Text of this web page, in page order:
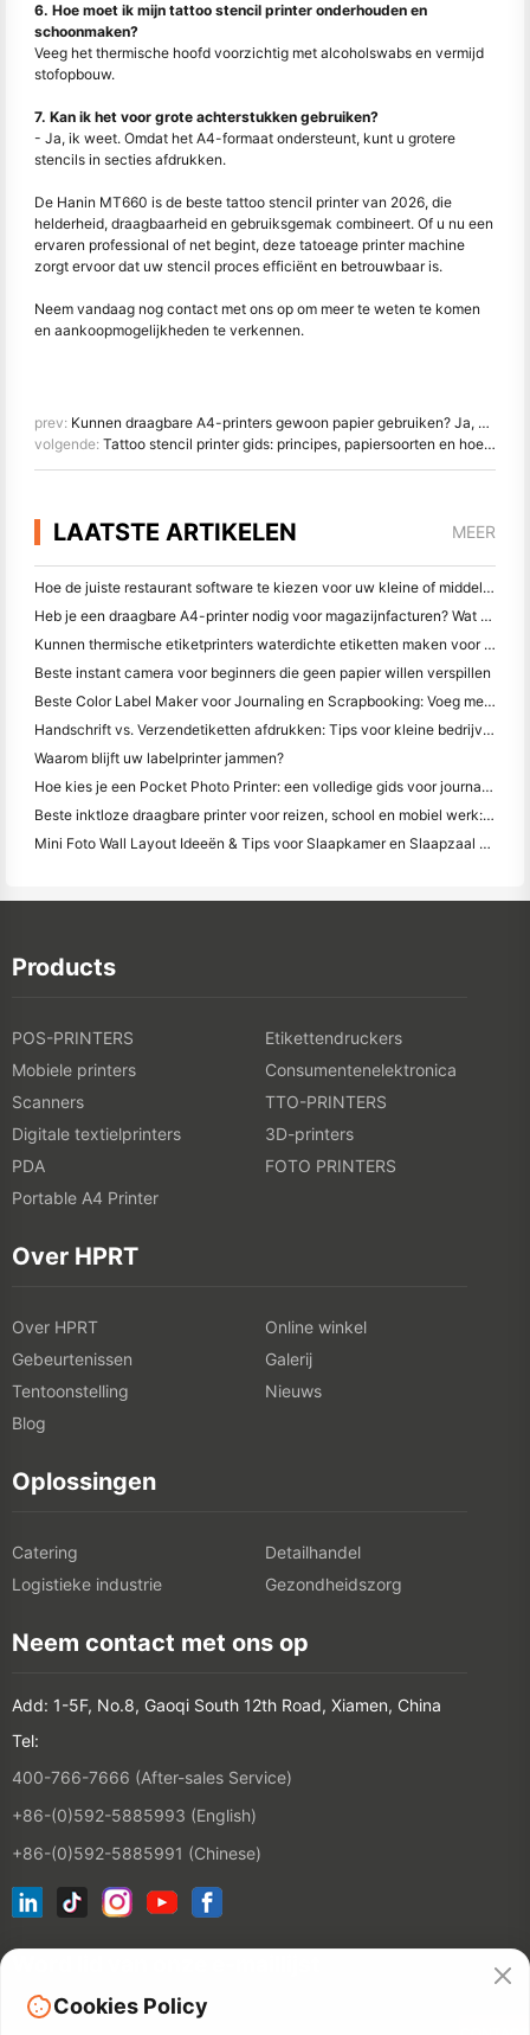
6. Hoe moet ik mijn tattoo stencil printer onderhouden en
schoonmaken?
Veeg het thermische hoofd voorzichtig met alcoholswabs en vermijd
stofopbouw.
7. Kan ik het voor grote achterstukken gebruiken?
- Ja, ik weet. Omdat het A4-formaat ondersteunt, kunt u grotere
stencils in secties afdrukken.
De Hanin MT660 is de beste tattoo stencil printer van 2026, die
helderheid, draagbaarheid en gebruiksgemak combineert. Of u nu een
ervaren professional of net begint, deze tatoeage printer machine
zorgt ervoor dat uw stencil proces efficiënt en betrouwbaar is.
Neem vandaag nog contact met ons op om meer te weten te komen
en aankoopmogelijkheden te verkennen.
prev: Kunnen draagbare A4-printers gewoon papier gebruiken? Ja, hier is hoe
volgende: Tattoo stencil printer gids: principes, papiersoorten en hoe te gebruiken
LAATSTE ARTIKELEN MEER
Hoe de juiste restaurant software te kiezen voor uw kleine of middelgrote restaurant
Heb je een draagbare A4-printer nodig voor magazijnfacturen? Wat werkelijk werkt
Kunnen thermische etiketprinters waterdichte etiketten maken voor kleine bedrijfsproducten?
Beste instant camera voor beginners die geen papier willen verspillen
Beste Color Label Maker voor Journaling en Scrapbooking: Voeg meer kleur toe aan elke pagina
Handschrift vs. Verzendetiketten afdrukken: Tips voor kleine bedrijven in 2026
Waarom blijft uw labelprinter jammen?
Hoe kies je een Pocket Photo Printer: een volledige gids voor journaling, reizen en iPhone-gebruikers
Beste inktloze draagbare printer voor reizen, school en mobiel werk: Hanin MT620 Pro Review
Mini Foto Wall Layout Ideeën & Tips voor Slaapkamer en Slaapzaal Decoratie
Products
POS-PRINTERS
Etikettendruckers
Mobiele printers
Consumentenelektronica
Scanners
TTO-PRINTERS
Digitale textielprinters
3D-printers
PDA
FOTO PRINTERS
Portable A4 Printer
Over HPRT
Over HPRT
Online winkel
Gebeurtenissen
Galerij
Tentoonstelling
Nieuws
Blog
Oplossingen
Catering
Detailhandel
Logistieke industrie
Gezondheidszorg
Neem contact met ons op
Add: 1-5F, No.8, Gaoqi South 12th Road, Xiamen, China
Tel:
400-766-7666 (After-sales Service)
+86-(0)592-5885993 (English)
+86-(0)592-5885991 (Chinese)
Cookies Policy